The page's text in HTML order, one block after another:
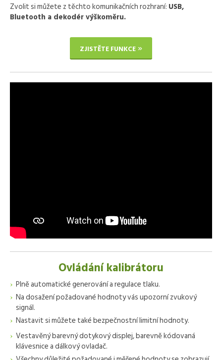
Zvolit si můžete z těchto komunikačních rozhraní: USB,
Bluetooth a dekodér výškoměru.
ZJISTĚTE FUNKCE
Ovládání kalibrátoru
Plně automatické generování a regulace tlaku.
Na dosažení požadované hodnoty vás upozorní zvukový
signál.
Nastavit si můžete také bezpečnostní limitní hodnoty.
Vestavěný barevný dotykový displej, barevně kódovaná
klávesnice a dálkový ovladač.